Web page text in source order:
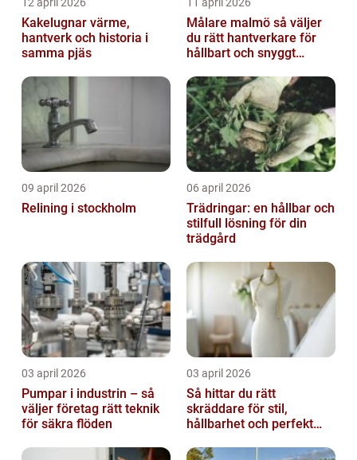
Kakelugnar värme,
hantverk och historia i
samma pjäs
Målare malmö så väljer
du rätt hantverkare för
hållbart och snyggt
09 april 2026
Relining i stockholm
06 april 2026
Trädringar: en hållbar och
stilfull lösning för din
trädgård
03 april 2026
Pumpar i industrin – så
väljer företag rätt teknik
för säkra flöden
03 april 2026
Så hittar du rätt
skräddare för stil,
hållbarhet och perfekt